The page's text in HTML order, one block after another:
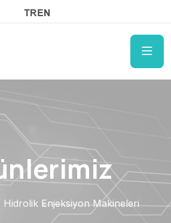
Hidrolik Enjeksiyon Makineleri